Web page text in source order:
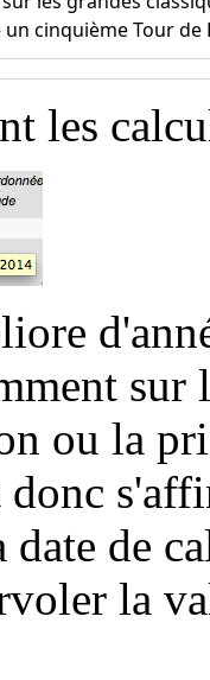
les
sur
ou la
donc
de
la